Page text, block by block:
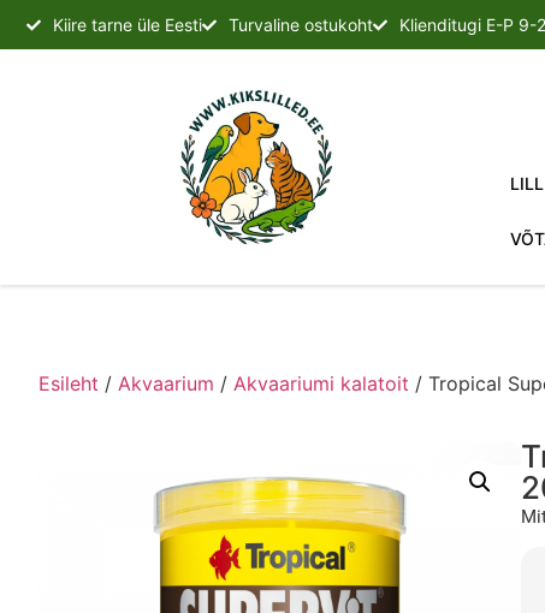
Kiire tarne üle Eesti Turvaline ostukoht Klienditugi E-P 9-
Esileht / Akvaarium / Akvaariumi kalatoit / Tropical